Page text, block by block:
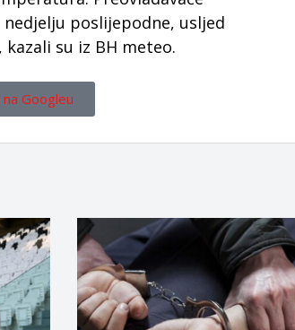
poslijepodne, usljed
su iz BH meteo.
Googleu